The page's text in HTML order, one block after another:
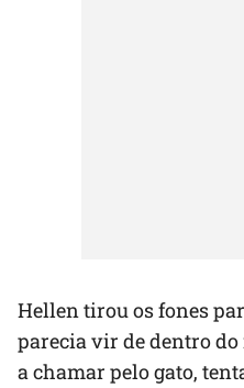
Hellen tirou os fones
parecia vir de dentro do
a chamar pelo gato,